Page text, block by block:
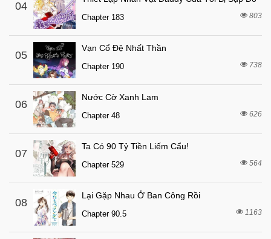
Chapter 38 2 tuần trước
Chapter 37
Chapter 36 7 tháng trước
Chapter 35
Chapter 34 7 tháng trước
Chapter 33
Chapter 32
Chapter 31 2 tuần trước
Chapter 30
Chapter 29 7 tháng trước
Chapter 28
Chapter 27
04
Chapter 183 803
05
Vạn Cổ Đệ Nhất Thần
Chapter 190 738
06
Nước Cờ Xanh Lam
Chapter 48 626
07
Ta Có 90 Tỷ Tiền Liếm Cẩu!
Chapter 529 564
08
Lại Gặp Nhau Ở Ban Công Rồi
Chapter 90.5 1163